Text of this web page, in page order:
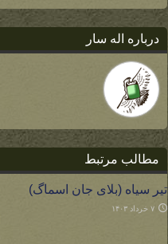
درباره اله سار
مطالب مرتبط
تیر سیاه (بلای جان اسماگ)
۷ خرداد ۱۴۰۳